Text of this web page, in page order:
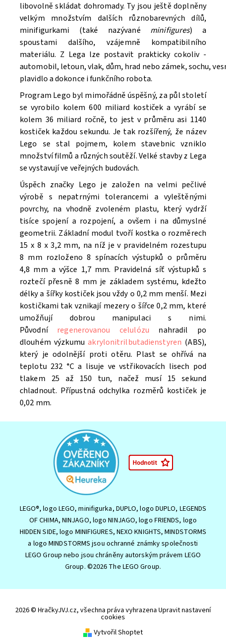
Souhlasím seZpracováním osobních údajů.
libovolně skládat dohromady. Ty jsou ještě doplněny
velkým množstvím dalších různobarevných dílů,
minifigurkami (také nazývané minifigures) a
spoustami dalšího, vzájemně kompatibilního
materiálu. Z Lega lze postavit prakticky cokoliv -
automobil, letoun, vlak, dům, hrad nebo zámek, sochu,
plavidlo a dokonce i funkčního robota.
Program Lego byl mimořádně úspěšný, za půl století
se vyrobilo kolem 600 miliard kostiček a vyrábí se
kolem 36 miliard ročně, to jest v průměru asi 1140
kostiček každou sekundu. Je tak rozšířený, že název
Lego se stal pojmem, kolem stavebnic vzniklo
množství filmů a různých soutěží. Velké stavby z Lega
se vystavují ve veřejných budovách.
Úspěch značky Lego je založen na velmi pečlivé
výrobě s nepatrnými tolerancemi a vyleštěnými
povrchy, na vhodně zvoleném plastu, který vydrží
tisíce spojení a rozpojení, a ovšem i na důmyslné
geometrii. Základní modul tvoří kostka o rozměrech
15 x 8 x 3,2 mm, na níž je v pravidelném rozestupu
8 mm rozloženo 8 spínacích výstupků o průměru
4,8 mm a výšce 1,7 mm. Pravidelná síť výstupků s
roztečí přesně 8 mm je základem systému, kdežto
délky a šířky kostiček jsou vždy o 0,2 mm menší. Mezi
kostičkami tak vznikají mezery o šířce 0,2 mm, které
umožňují dobrou manipulaci s nimi.
Původní regenerovanou celulózu nahradil po
dlouhém výzkumuakrylonitrilbutadienstyren (ABS),
který je odolnější proti otěru. Plast se ohřívá na
teplotu 232 °C a lisuje ve vstřikovacích lisech pod
tlakem 25 až 150 tun, načež musí 15 sekund
chladnout. Přípustná odchylka rozměrů kostiček je
0,02 mm.
LEGO®, logo LEGO, minifigurka, DUPLO, logo DUPLO, LEGENDS
OF CHIMA, NINJAGO, logo NINJAGO, logo FRIENDS, logo
HIDDEN SIDE, logo MINIFIGURES, NEXO KNIGHTS, MINDSTORMS
a logo MINDSTORMS jsou ochranné známky společnosti
LEGO Group nebo jsou chráněny autorským právem LEGO
Group. ©2026 The LEGO Group.
2026 © HračkyJVJ.cz, všechna práva vyhrazena Upravit nastavení
cookies
Vytvořil Shoptet